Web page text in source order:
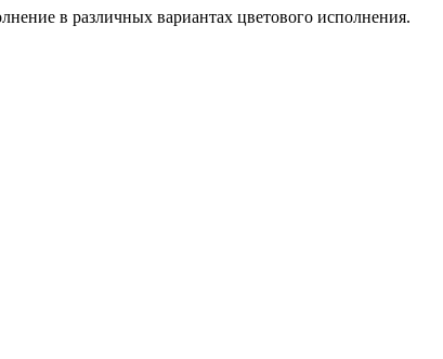
в различных вариантах цветового исполнения.